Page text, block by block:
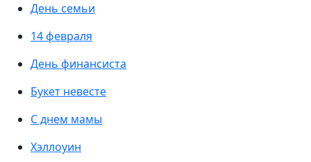
День семьи
14 февраля
День финансиста
Букет невесте
С днем мамы
Хэллоуин